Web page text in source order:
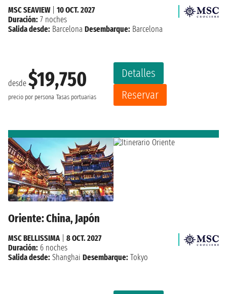
desde $19,750
precio por persona Tasas portuarias
Detalles
Reservar
MSC SEAVIEW| 10 OCT. 2027
Duración: 7 noches
Salida desde: Barcelona Desembarque: Barcelona
Oriente: China, Japón
MSC BELLISSIMA| 8 OCT. 2027
Duración: 6 noches
Salida desde: Shanghai Desembarque: Tokyo